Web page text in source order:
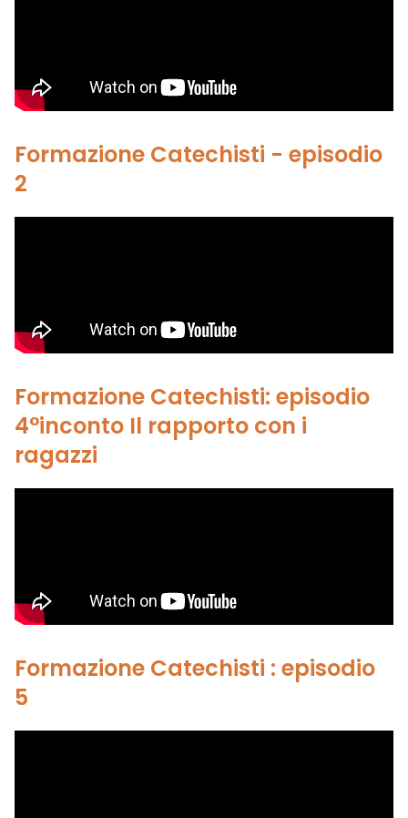
Formazione Catechisti - episodio
2
Formazione Catechisti: episodio
4°inconto Il rapporto con i
ragazzi
Formazione Catechisti : episodio
5